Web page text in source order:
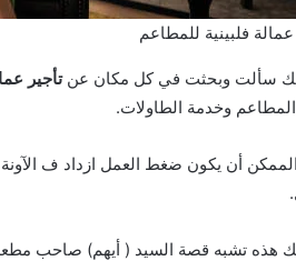
عمالة فلبينية للمطاعم
أنك سألت وبحثت في كل مكان عنتأجير
وخدمة الطاولات.
أن يكون ضغط العمل ازداد ف
هذه تشبه قصة السيد ( أيهم) صاحب مطعم